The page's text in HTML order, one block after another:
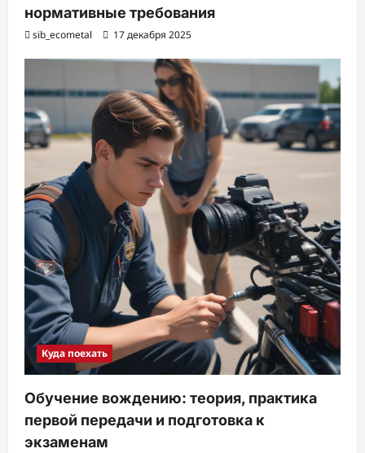
нормативные требования
sib_ecometal 17 декабря 2025
Куда поехать
Обучение вождению: теория, практика
первой передачи и подготовка к
экзаменам